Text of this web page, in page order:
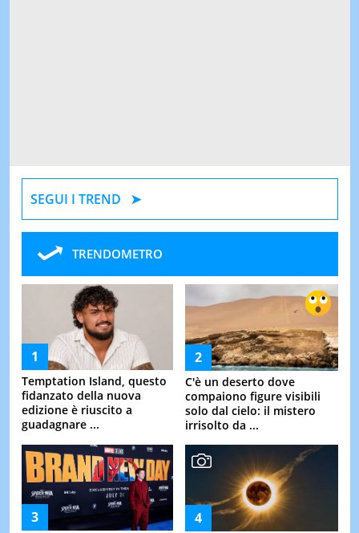
SEGUI I TREND
TRENDOMETRO
Temptation Island, questo
fidanzato della nuova
edizione è riuscito a
guadagnare ...
C'è un deserto dove
compaiono figure visibili
solo dal cielo: il mistero
irrisolto da ...